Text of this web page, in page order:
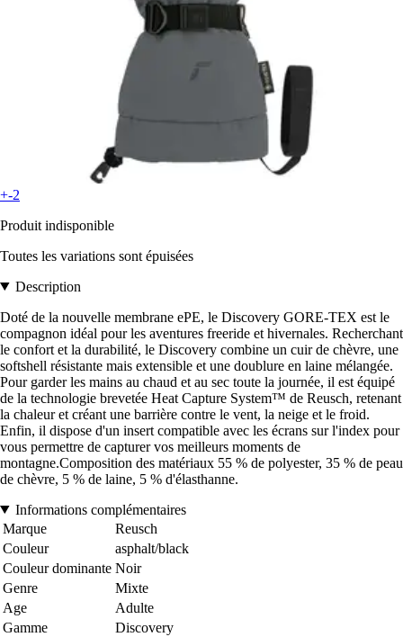
+-2
Produit indisponible
Toutes les variations sont épuisées
Description
Doté de la nouvelle membrane ePE, le Discovery GORE-TEX est le
compagnon idéal pour les aventures freeride et hivernales. Recherchant
le confort et la durabilité, le Discovery combine un cuir de chèvre, une
softshell résistante mais extensible et une doublure en laine mélangée.
Pour garder les mains au chaud et au sec toute la journée, il est équipé
de la technologie brevetée Heat Capture System™ de Reusch, retenant
la chaleur et créant une barrière contre le vent, la neige et le froid.
Enfin, il dispose d'un insert compatible avec les écrans sur l'index pour
vous permettre de capturer vos meilleurs moments de
montagne.Composition des matériaux 55 % de polyester, 35 % de peau
de chèvre, 5 % de laine, 5 % d'élasthanne.
Informations complémentaires
Marque
Reusch
Couleur
asphalt/black
Couleur dominante Noir
Genre
Mixte
Age
Adulte
Gamme
Discovery